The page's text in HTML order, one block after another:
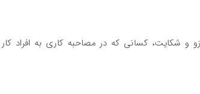
و شکایت، کسانی که در مصاحبه کاری به افراد